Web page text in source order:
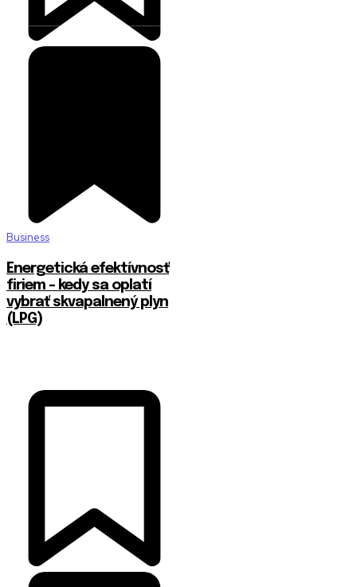
Business
Energetická efektívnosť
firiem – kedy sa oplatí
vybrať skvapalnený plyn
(LPG)